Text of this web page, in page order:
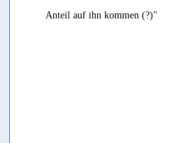
Anteil auf ihn kommen (?)"